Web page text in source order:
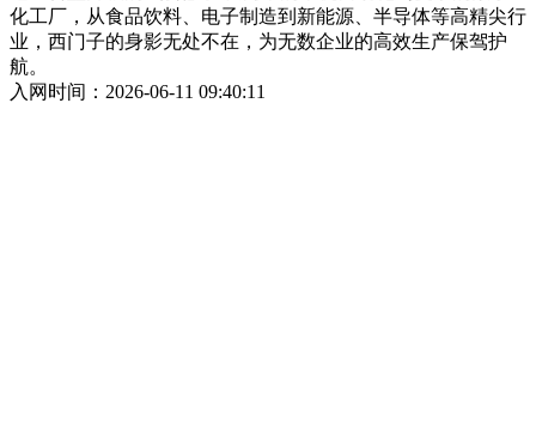
化工厂，从食品饮料、电子制造到新能源、半导体等高精尖行
业，西门子的身影无处不在，为无数企业的高效生产保驾护
航。
入网时间：2026-06-11 09:40:11